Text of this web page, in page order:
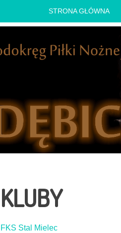
STRONA GŁÓWNA
KLUBY
FKS Stal Mielec